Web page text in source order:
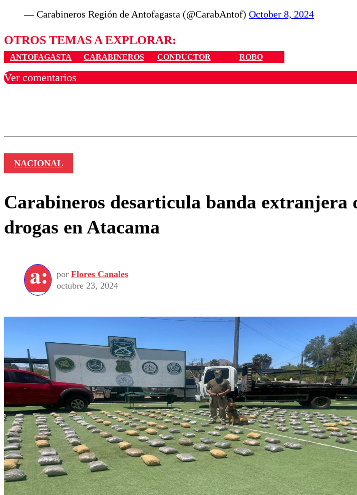
— Carabineros Región de Antofagasta (@CarabAntof) October 8, 2024
OTROS TEMAS A EXPLORAR:
ANTOFAGASTA CARABINEROS CONDUCTOR ROBO
Ver comentarios
NACIONAL
Carabineros desarticula banda extranjera
drogas en Atacama
por Flores Canales
octubre 23, 2024